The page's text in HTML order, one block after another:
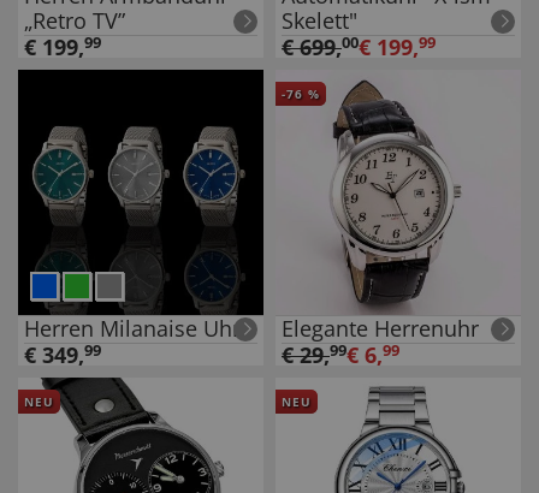
„Retro TV”
€ 199,99
Skelett"
€699,00€ 199,99
Herren Milanaise Uhr
€ 349,99
-76 %
Elegante Herrenuhr
€29,99€ 6,99
NEU NEU